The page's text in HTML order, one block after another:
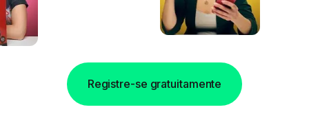
Registre-se gratuitamente